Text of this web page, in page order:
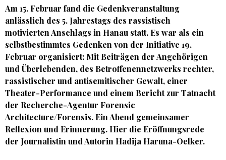
Am 15. Februar fand die Gedenkveranstaltung
anlässlich des 5. Jahrestags des rassistisch
motivierten Anschlags in Hanau statt. Es war als ein
selbstbestimmtes Gedenken von der Initiative 19.
Februar organisiert: Mit Beiträgen der Angehörigen
und Überlebenden, des Betroffenennetzwerks rechter,
rassistischer und antisemitischer Gewalt, einer
Theater-Performance und einem Bericht zur Tatnacht
der Recherche-Agentur Forensic
Architecture/Forensis. Ein Abend gemeinsamer
Reflexion und Erinnerung. Hier die Eröffnungsrede
der Journalistin und Autorin Hadija Haruna-Oelker.